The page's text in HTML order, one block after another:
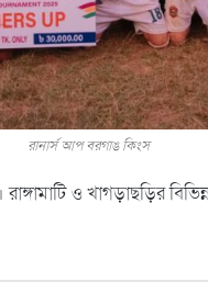
রানার্স আপ বরগাঙ কিংস
ও খাগড়াছড়ির